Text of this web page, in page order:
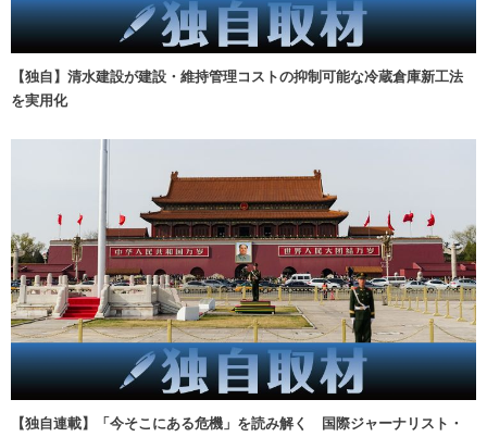
【独自】清水建設が建設・維持管理コストの抑制可能な冷蔵倉庫新工法
を実用化
【独自連載】「今そこにある危機」を読み解く 国際ジャーナリスト・